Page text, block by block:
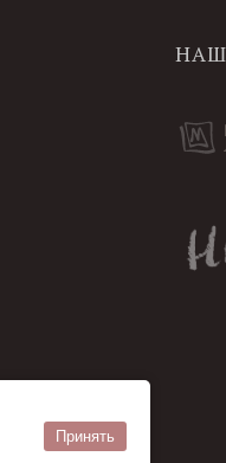
Принять